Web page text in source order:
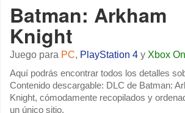
Batman: Arkham
Knight
Juego para PC, PlayStation 4 y Xbox
Aquí podrás encontrar todos los detalles
Contenido descargable: DLC de Batman:
Knight, cómodamente recopilados y
un único sitio.